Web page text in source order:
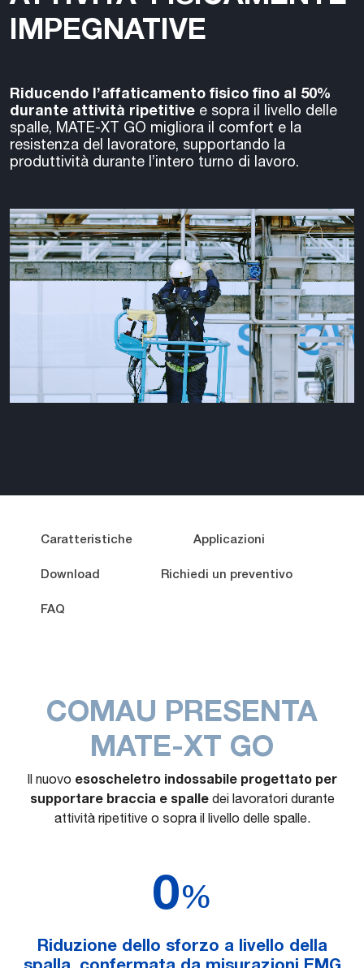
IMPEGNATIVE
Riducendo l’affaticamento fisico fino al 50%
durante attività ripetitive e sopra il livello delle
spalle, MATE-XT GO migliora il comfort e la
resistenza del lavoratore, supportando la
produttività durante l’intero turno di lavoro.
Caratteristiche Applicazioni
Download Richiedi un preventivo
FAQ
COMAU PRESENTA
MATE-XT GO
Il nuovo esoscheletro indossabile progettato per
supportare braccia e spalledei lavoratori durante
attività ripetitive o sopra il livello delle spalle.
0%
Riduzione dello sforzo a livello della
spalla, confermata da misurazioni EMG